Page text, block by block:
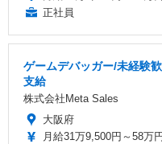
正社員
ゲームデバッガー/未経験
支給
株式会社Meta Sales
大阪府
月給31万9,500円～58万円